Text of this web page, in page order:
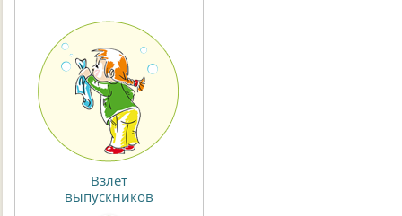
Взлет
выпускников